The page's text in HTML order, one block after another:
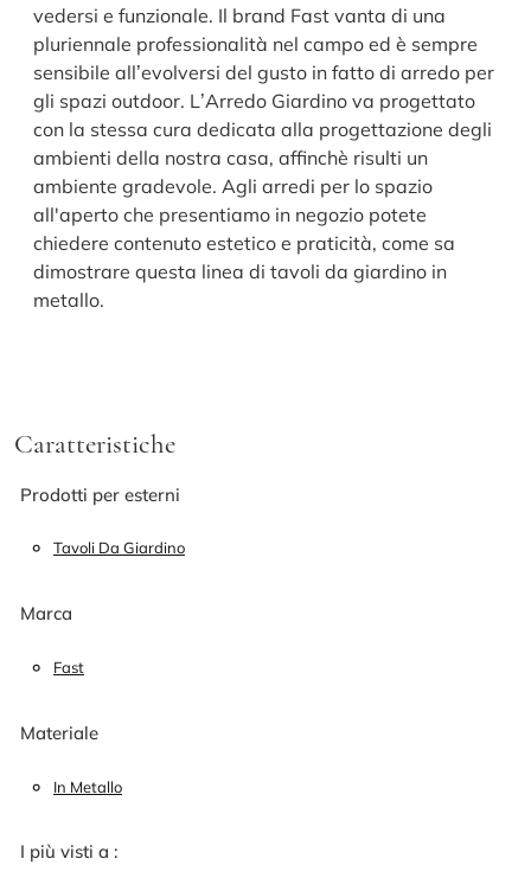
vedersi e funzionale. Il brand Fast vanta di una
pluriennale professionalità nel campo ed è sempre
sensibile all’evolversi del gusto in fatto di arredo per
gli spazi outdoor. L’Arredo Giardino va progettato
con la stessa cura dedicata alla progettazione degli
ambienti della nostra casa, affinchè risulti un
ambiente gradevole. Agli arredi per lo spazio
all'aperto che presentiamo in negozio potete
chiedere contenuto estetico e praticità, come sa
dimostrare questa linea di tavoli da giardino in
metallo.
Caratteristiche
Prodotti per esterni
Tavoli Da Giardino
Marca
Fast
Materiale
In Metallo
I più visti a :